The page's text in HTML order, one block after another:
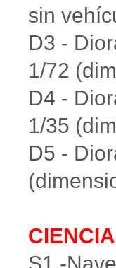
sin
D3 -
1/72
D4 -
1/35
D5 -
S1 -